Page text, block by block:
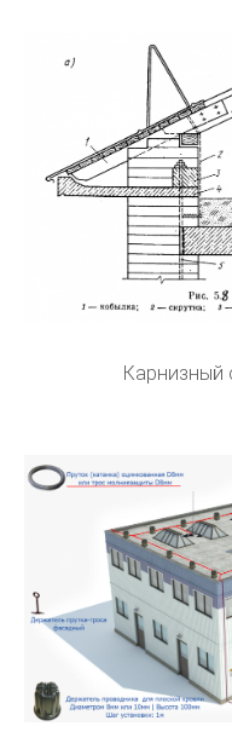
Карнизный